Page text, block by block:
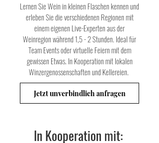
Lernen Sie Wein in kleinen Flaschen kennen und
erleben Sie die verschiedenen Regionen mit
einem eigenen Live-Experten aus der
Weinregion während 1,5 - 2 Stunden. Ideal für
Team Events oder virtuelle Feiern mit dem
gewissen Etwas. In Kooperation mit lokalen
Winzergenossenschaften und Kellereien.
Jetzt unverbindlich anfragen
In Kooperation mit: